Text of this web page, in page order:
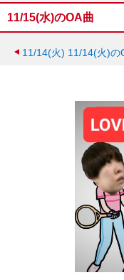
11/15(水)のOA曲
11/14(火) 11/14(火)の